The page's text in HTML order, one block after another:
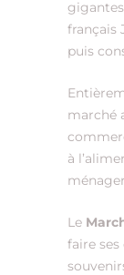
français
puis
marché
à
Le
faire